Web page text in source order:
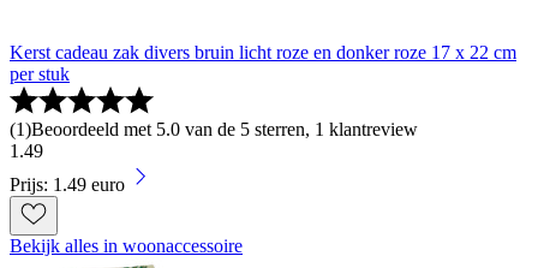
Kerst cadeau zak divers bruin licht roze en donker roze 17 x 22 cm
per stuk
(1)Beoordeeld met 5.0 van de 5 sterren, 1 klantreview
1 .49
Prijs: 1.49 euro
Bekijk alles in woonaccessoire